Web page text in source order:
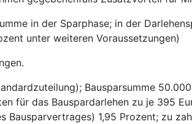
in der Sparphase; in der
unter weiteren Voraussetzungen)
Bausparsumme
für das Bauspardarlehen zu je 395
1,95 Prozent; zu